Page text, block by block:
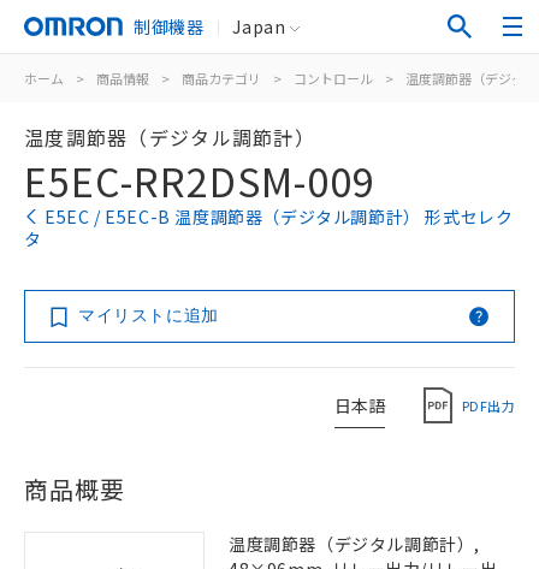
制御機器 Japan
ホーム > 商品情報 > 商品カテゴリ > コントロール > 温度調節器（デジタ
温度調節器（デジタル調節計）
E5EC-RR2DSM-009
E5EC / E5EC-B 温度調節器（デジタル調節計） 形式セレク
タ
マイリストに追加
日本語 PDF出力
商品概要
温度調節器（デジタル調節計）,